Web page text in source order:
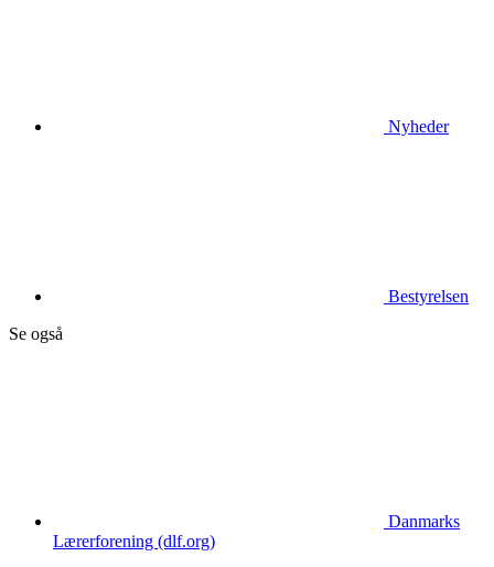
Nyheder
Bestyrelsen
Se også
Danmarks
Lærerforening (dlf.org)